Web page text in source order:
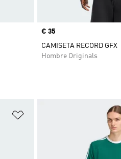
Precio
€ 35
CAMISETA RECORD GFX
Hombre Originals
Añadir a la lista de deseos